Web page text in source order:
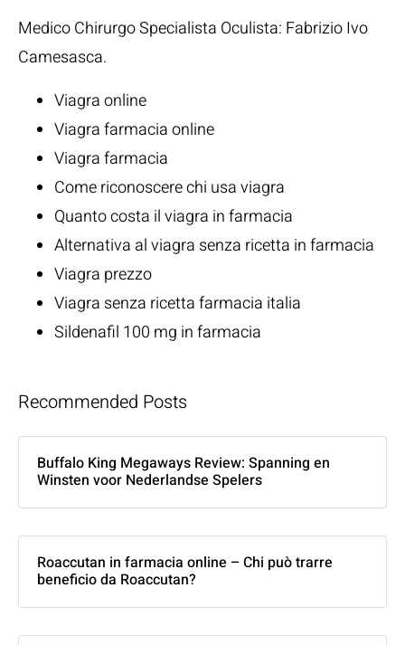
Medico Chirurgo Specialista Oculista: Fabrizio Ivo
Camesasca.
Viagra online
Viagra farmacia online
Viagra farmacia
Come riconoscere chi usa viagra
Quanto costa il viagra in farmacia
Alternativa al viagra senza ricetta in farmacia
Viagra prezzo
Viagra senza ricetta farmacia italia
Sildenafil 100 mg in farmacia
Recommended Posts
Buffalo King Megaways Review: Spanning en
Winsten voor Nederlandse Spelers
Roaccutan in farmacia online – Chi può trarre
beneficio da Roaccutan?